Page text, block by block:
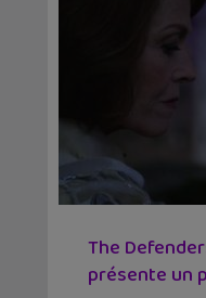
The
présente un